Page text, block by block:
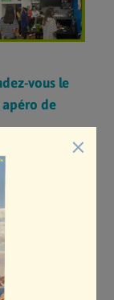
DÉCHET
vous le
de
et
et qui
à nos
après une
×